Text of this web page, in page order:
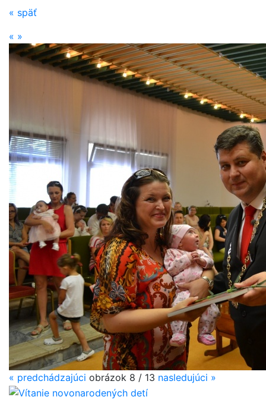
« späť
« »
« predchádzajúci obrázok 8 / 13 nasledujúci »